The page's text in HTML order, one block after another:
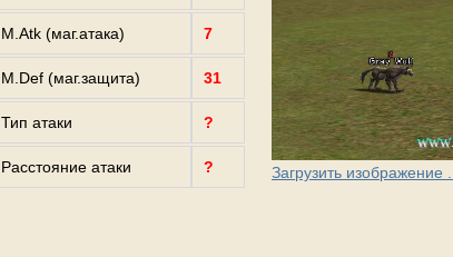
M.Atk (маг.атака) 7
M.Def (маг.защита) 31
Тип атаки ?
Расстояние атаки ? Загрузить изображение ...